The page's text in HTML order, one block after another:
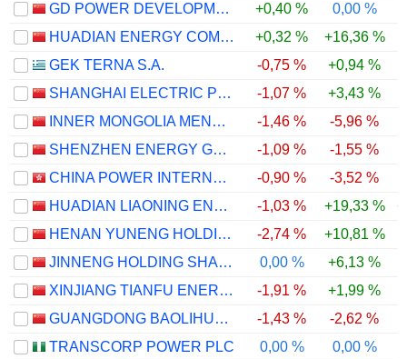
GD POWER DEVELOPMENT CO.,LTD
+0,40 % 0,00 %
HUADIAN ENERGY COMPANY LIMITED
+0,32 % +16,36 %
GEK TERNA S.A.
-0,75 % +0,94 %
SHANGHAI ELECTRIC POWER CO., LTD.
-1,07 % +3,43 %
INNER MONGOLIA MENGDIAN HUANENG THERMAL POWER CORPORATION LIMITED
-1,46 % -5,96 %
SHENZHEN ENERGY GROUP CO., LTD.
-1,09 % -1,55 %
CHINA POWER INTERNATIONAL DEVELOPMENT LIMITED
-0,90 % -3,52 %
HUADIAN LIAONING ENERGY DEVELOPMENT CO.,LTD
-1,03 % +19,33 %
HENAN YUNENG HOLDINGS CO.,LTD.
-2,74 % +10,81 %
JINNENG HOLDING SHANXI ELECTRIC POWER CO.,LTD.
0,00 % +6,13 %
XINJIANG TIANFU ENERGY CO., LTD.
-1,91 % +1,99 %
GUANGDONG BAOLIHUA NEW ENERGY STOCK CO., LTD.
-1,43 % -2,62 %
TRANSCORP POWER PLC
0,00 % 0,00 %